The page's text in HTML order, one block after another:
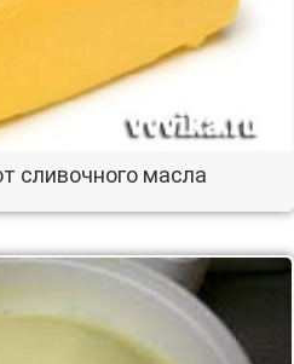
сливочного масла